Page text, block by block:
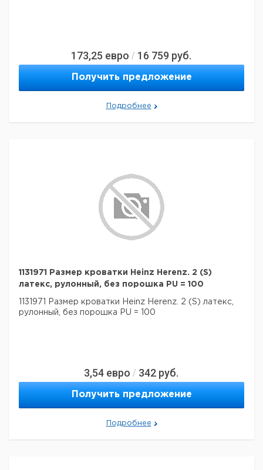
173,25 евро / 16 759 руб.
Получить предложение
Подробнее
1131971 Размер кроватки Heinz Herenz. 2 (S)
латекс, рулонный, без порошка PU = 100
1131971 Размер кроватки Heinz Herenz. 2 (S) латекс,
рулонный, без порошка PU = 100
3,54 евро / 342 руб.
Получить предложение
Подробнее